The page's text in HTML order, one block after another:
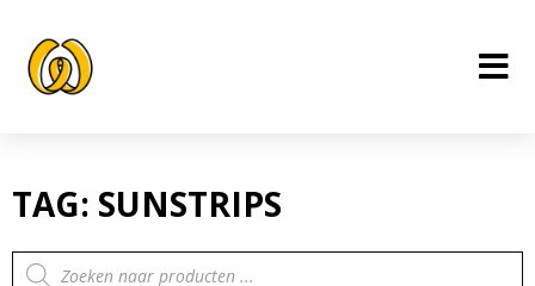
inhoud
TAG: SUNSTRIPS
Producten
zoeken